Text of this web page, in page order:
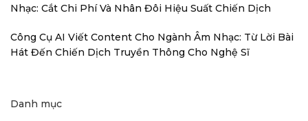
Nhạc: Cắt Chi Phí Và Nhân Đôi Hiệu Suất Chiến Dịch
Công Cụ AI Viết Content Cho Ngành Âm Nhạc: Từ Lời Bài
Hát Đến Chiến Dịch Truyền Thông Cho Nghệ Sĩ
Danh mục